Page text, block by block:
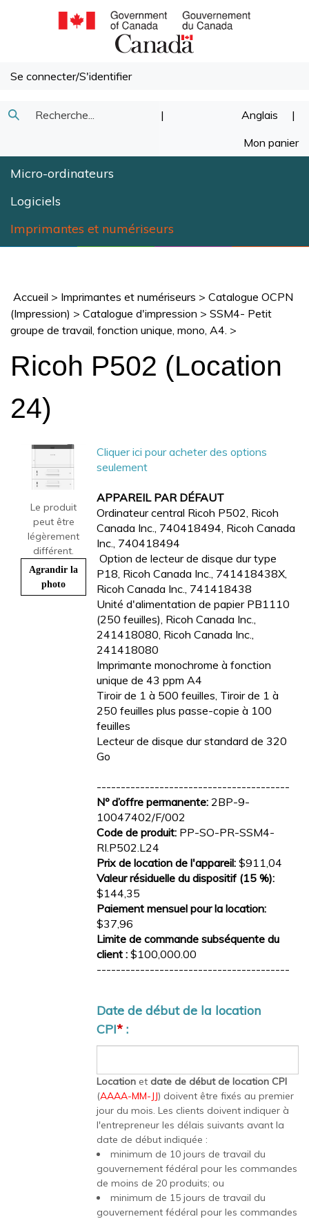
Se connecter/S'identifier
Recherche
Soumettre
recherche
| Anglais |
Mon panier
Micro-ordinateurs
Logiciels
Imprimantes et numériseurs
Accueil > Imprimantes et numériseurs > Catalogue OCPN
(Impression) > Catalogue d'impression > SSM4- Petit
groupe de travail, fonction unique, mono, A4. >
Ricoh P502 (Location
24)
Le produit
peut être
légèrement
différent.
Agrandir la
photo
Cliquer ici pour acheter des options
seulement
APPAREIL PAR DÉFAUT
Ordinateur central Ricoh P502, Ricoh
Canada Inc., 740418494, Ricoh Canada
Inc., 740418494
Option de lecteur de disque dur type
P18, Ricoh Canada Inc., 741418438X,
Ricoh Canada Inc., 741418438
Unité d'alimentation de papier PB1110
(250 feuilles), Ricoh Canada Inc.,
241418080, Ricoh Canada Inc.,
241418080
Imprimante monochrome à fonction
unique de 43 ppm A4
Tiroir de 1 à 500 feuilles, Tiroir de 1 à
250 feuilles plus passe-copie à 100
feuilles
Lecteur de disque dur standard de 320
Go
----------------------------------------
Nº d’offre permanente: 2BP-9-
10047402/F/002
Code de produit: PP-SO-PR-SSM4-
RI.P502.L24
Prix de location de l'appareil: $911,04
Valeur résiduelle du dispositif (15 %):
$144,35
Paiement mensuel pour la location:
$37,96
Limite de commande subséquente du
client : $100,000.00
----------------------------------------
Date de début de la location
CPI* :
Location et date de début de location CPI
(AAAA-MM-JJ) doivent être fixés au premier
jour du mois. Les clients doivent indiquer à
l'entrepreneur les délais suivants avant la
date de début indiquée :
minimum de 10 jours de travail du
gouvernement fédéral pour les commandes
de moins de 20 produits; ou
minimum de 15 jours de travail du
gouvernement fédéral pour les commandes